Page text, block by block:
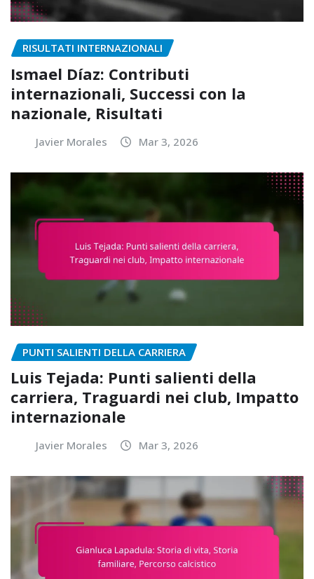
RISULTATI INTERNAZIONALI
Ismael Díaz: Contributi
internazionali, Successi con la
nazionale, Risultati
Javier Morales Mar 3, 2026
PUNTI SALIENTI DELLA CARRIERA
Luis Tejada: Punti salienti della
carriera, Traguardi nei club, Impatto
internazionale
Javier Morales Mar 3, 2026